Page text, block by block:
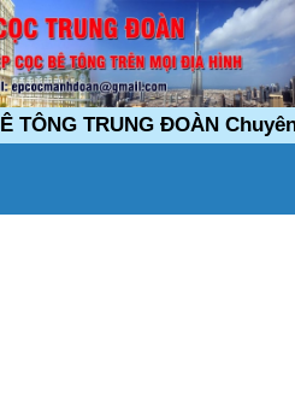
TÔNG TRUNG ĐOÀN